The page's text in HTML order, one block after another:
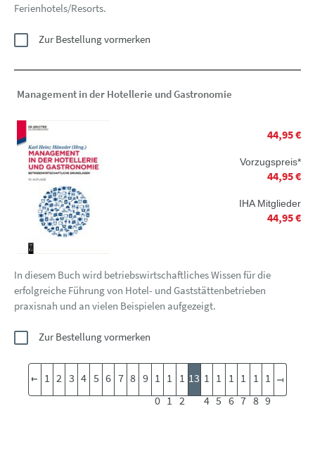
Ferienhotels/Resorts.
Zur Bestellung vormerken
Management in der Hotellerie und Gastronomie
44,95 €
Vorzugspreis*
44,95 €
IHA Mitglieder
44,95 €
In diesem Buch wird betriebswirtschaftliches Wissen für die
erfolgreiche Führung von Hotel- und Gaststättenbetrieben
praxisnah und an vielen Beispielen aufgezeigt.
Zur Bestellung vormerken
1 2 3 4 5 6 7 8 9 1
0
1
1
1
2
13 1
4
1
5
1
6
1
7
1
8
1
9